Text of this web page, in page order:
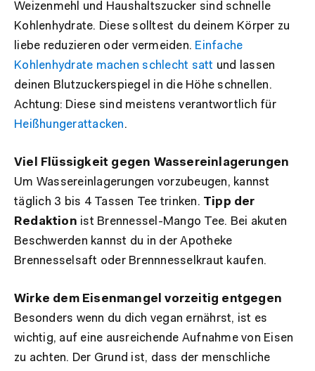
Weizenmehl und Haushaltszucker sind schnelle
Kohlenhydrate. Diese solltest du deinem Körper zu
liebe reduzieren oder vermeiden. Einfache
Kohlenhydrate machen schlecht satt und lassen
deinen Blutzuckerspiegel in die Höhe schnellen.
Achtung: Diese sind meistens verantwortlich für
Heißhungerattacken.
Viel Flüssigkeit gegen Wassereinlagerungen
Um Wassereinlagerungen vorzubeugen, kannst
täglich 3 bis 4 Tassen Tee trinken. Tipp der
Redaktion ist Brennessel-Mango Tee. Bei akuten
Beschwerden kannst du in der Apotheke
Brennesselsaft oder Brennnesselkraut kaufen.
Wirke dem Eisenmangel vorzeitig entgegen
Besonders wenn du dich vegan ernährst, ist es
wichtig, auf eine ausreichende Aufnahme von Eisen
zu achten. Der Grund ist, dass der menschliche